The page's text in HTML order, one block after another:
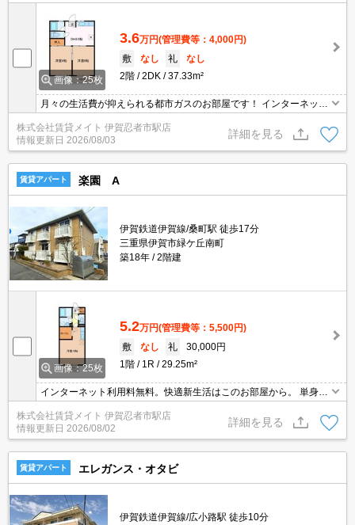
画像：25枚
3.6万円(管理費等：4,000円)
敷
なし 礼
なし
2階
2DK 37.33m²
月々の生活費が抑えられる都市ガスのお部屋です！ インターネット
無料物件！面倒な個人での手続き不要でご利用いただけます♪私生活
はもちろんテレワーク勤務の方にもおすすめですよ♪
株式会社賃貸メイト 伊賀忍者市駅店
情報更新日 2026/08/03
詳細を見る
賃貸アパート 楽園 A
伊賀鉄道伊賀線/桑町駅 徒歩17分
三重県伊賀市緑ケ丘南町
築18年
2階建
画像：25枚
5.2万円(管理費等：5,500円)
敷
なし 礼
30,000円
1階
1R 29.25m²
インターネット利用料無料。快適新生活はこのお部屋から。 単身様
にオススメのワンルーム！TVモニターホン付きでお一人暮らしの防
犯対策をサポート！
株式会社賃貸メイト 伊賀忍者市駅店
情報更新日 2026/08/02
詳細を見る
賃貸アパート エレガンス・オタビ
伊賀鉄道伊賀線/広小路駅 徒歩10分